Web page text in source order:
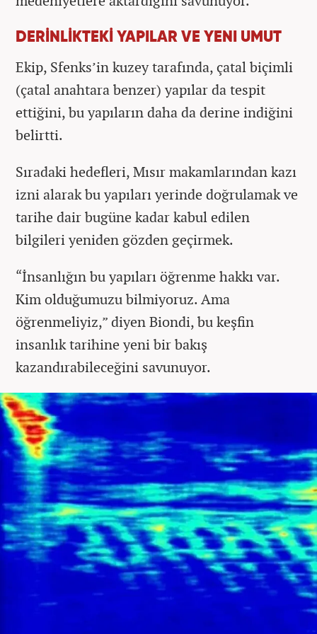
DERİNLİKTEKİ YAPILAR VE YENI UMUT
Ekip, Sfenks’in kuzey tarafında, çatal biçimli
(çatal anahtara benzer) yapılar da tespit
ettiğini, bu yapıların daha da derine indiğini
belirtti.
Sıradaki hedefleri, Mısır makamlarından kazı
izni alarak bu yapıları yerinde doğrulamak ve
tarihe dair bugüne kadar kabul edilen
bilgileri yeniden gözden geçirmek.
“İnsanlığın bu yapıları öğrenme hakkı var.
Kim olduğumuzu bilmiyoruz. Ama
öğrenmeliyiz,” diyen Biondi, bu keşfin
insanlık tarihine yeni bir bakış
kazandırabileceğini savunuyor.